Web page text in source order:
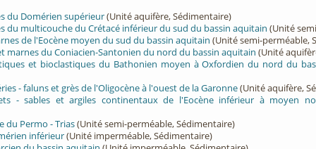
du Domérien supérieur(Unité aquifère, Sédimentaire)
du multicouche du Crétacé inférieur du sud du bassin aquitain (Unité
de l'Eocène moyen du sud du bassin aquitain (Unité semi-perméable,
marnes du Coniacien-Santonien du nord du bassin aquitain (Unité
et bioclastiques du Bathonien moyen à Oxfordien du nord du
- faluns et grès de l'Oligocène à l'ouest de la Garonne(Unité aquifère,
- sables et argiles continentaux de l'Eocène inférieur à moyen
du Permo - Trias(Unité semi-perméable, Sédimentaire)
inférieur(Unité imperméable, Sédimentaire)